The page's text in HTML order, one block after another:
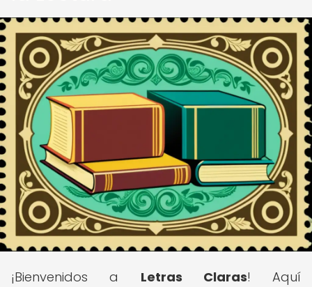
¡Bienvenidos a Letras Claras! Aquí